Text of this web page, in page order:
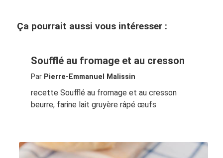
Ça pourrait aussi vous intéresser :
Soufflé au fromage et au cresson
Par Pierre-Emmanuel Malissin
recette Soufflé au fromage et au cresson
beurre, farine lait gruyère râpé œufs